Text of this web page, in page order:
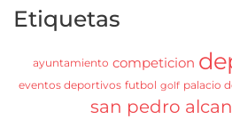
Etiquetas
ayuntamiento competicion
eventos deportivos futbol golf palacio
san pedro